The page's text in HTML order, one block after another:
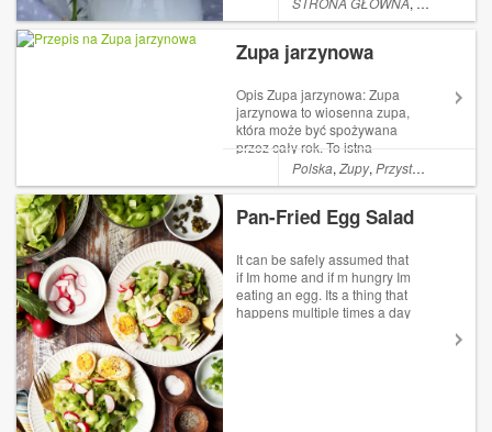
szynki konserwowej1l bulionu
Zupa jarzynowa
Opis Zupa jarzynowa: Zupa
jarzynowa to wiosenna zupa,
która może być spożywana
przez cały rok. To istna
skarbnica witamin i
minerałów, które są zawarte w
jarzynowa znacznie lepiej
smakuje jeśli jest wykonana z
sezonowych wa...
Polska,Zupy,Przystawki
Pan-Fried Egg Salad
It can be safely assumed that
if Im home and if m hungry Im
eating an egg. Its a thing that
happens multiple times a day